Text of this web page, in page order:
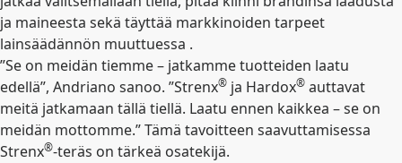
ja maineesta sekä täyttää markkinoiden tarpeet
lainsäädännön muuttuessa .
”Se on meidän tiemme – jatkamme tuotteiden laatu
edellä”, Andriano sanoo. ”Strenx® ja Hardox® auttavat
meitä jatkamaan tällä tiellä. Laatu ennen kaikkea – se on
meidän mottomme.” Tämä tavoitteen saavuttamisessa
Strenx®-teräs on tärkeä osatekijä.